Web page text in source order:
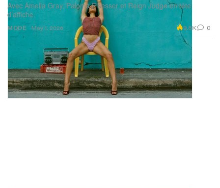
MODE
Avec Amelia Gray, Paloma Elsesser et Reign Judge en tête
d’affiche.
May 1, 2026 9.8K 0